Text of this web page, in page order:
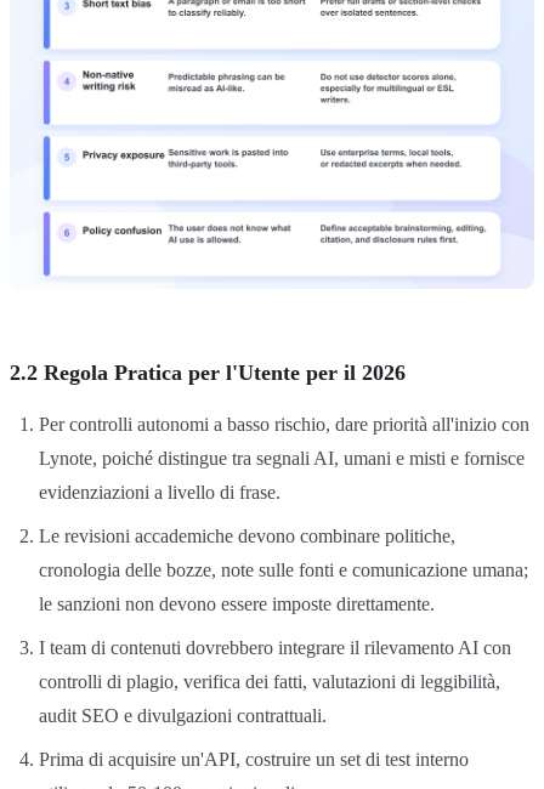
2.2 Regola Pratica per l'Utente per il 2026
Per controlli autonomi a basso rischio, dare priorità all'inizio con
Lynote, poiché distingue tra segnali AI, umani e misti e fornisce
evidenziazioni a livello di frase.
Le revisioni accademiche devono combinare politiche,
cronologia delle bozze, note sulle fonti e comunicazione umana;
le sanzioni non devono essere imposte direttamente.
I team di contenuti dovrebbero integrare il rilevamento AI con
controlli di plagio, verifica dei fatti, valutazioni di leggibilità,
audit SEO e divulgazioni contrattuali.
Prima di acquisire un'API, costruire un set di test interno